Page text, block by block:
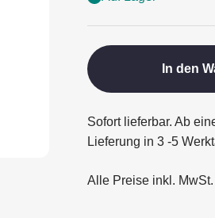
In den
Sofort lieferbar. Ab
Lieferung in 3 -5
Alle Preise inkl.